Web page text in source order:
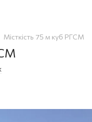
Місткість 75 м куб РГСМ